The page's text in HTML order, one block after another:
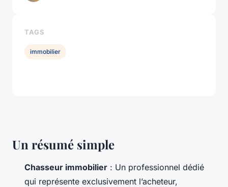
Un résumé simple
Chasseur immobilier : Un professionnel dédié
qui représente exclusivement l’acheteur,
TAGS
immobilier